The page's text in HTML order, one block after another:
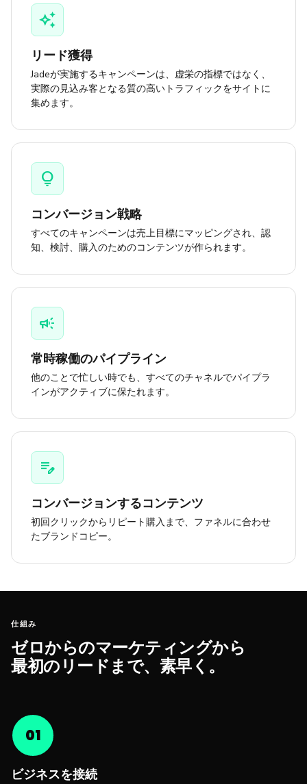
auto_awesome
リード獲得
Jadeが実施するキャンペーンは、虚栄の指標ではなく、
実際の見込み客となる質の高いトラフィックをサイトに
集めます。
lightbulb
コンバージョン戦略
すべてのキャンペーンは売上目標にマッピングされ、認
知、検討、購入のためのコンテンツが作られます。
campaign
常時稼働のパイプライン
他のことで忙しい時でも、すべてのチャネルでパイプラ
インがアクティブに保たれます。
edit_note
コンバージョンするコンテンツ
初回クリックからリピート購入まで、ファネルに合わせ
たブランドコピー。
仕組み
ゼロからのマーケティングから
最初のリードまで、素早く。
01
ビジネスを接続